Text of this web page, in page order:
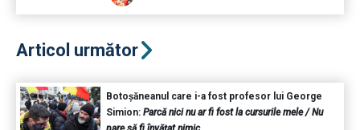
Articol următor
Botoșăneanul care i-a fost profesor lui George
Simion: Parcă nici nu ar fi fost la cursurile mele / Nu